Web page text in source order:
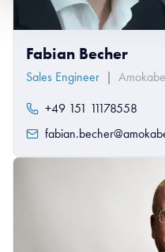
Fabian Becher
Sales Engineer |
+49 151 11178558